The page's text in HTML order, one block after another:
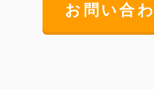
お問い合